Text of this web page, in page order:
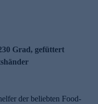
Grad, gefüttert
der beliebten Food-